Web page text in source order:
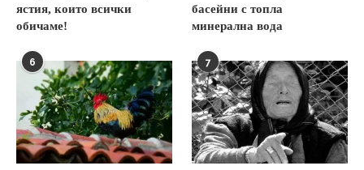
ястия, които всички
обичаме!
басейни с топла
минерална вода
6 7